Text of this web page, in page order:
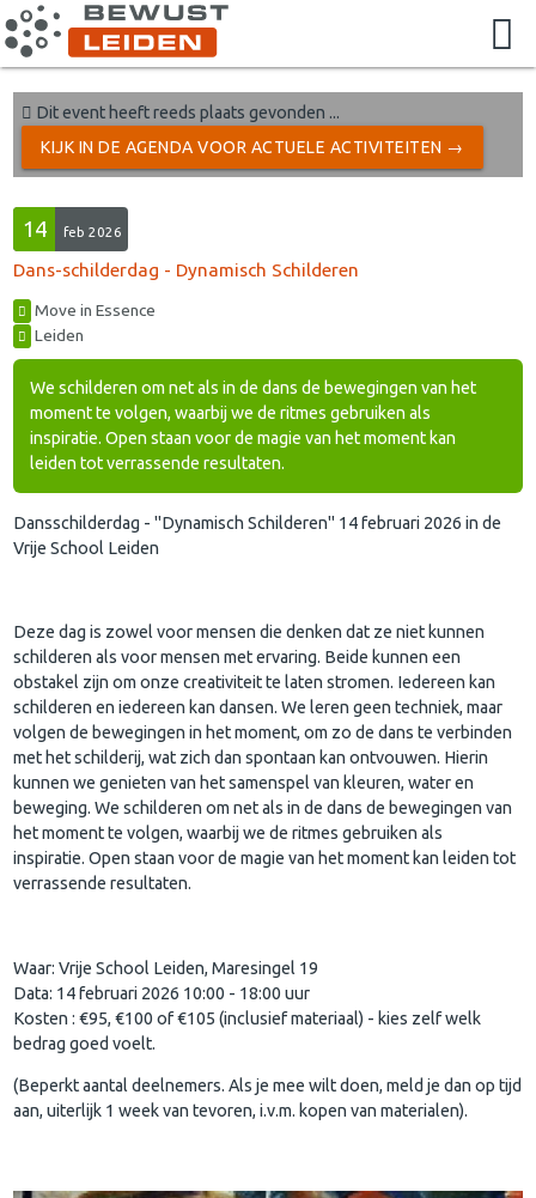
Dit event heeft reeds plaats gevonden ...
KIJK IN DE AGENDA VOOR ACTUELE ACTIVITEITEN →
14 feb 2026
Dans-schilderdag - Dynamisch Schilderen
Move in Essence
Leiden
We schilderen om net als in de dans de bewegingen van het
moment te volgen, waarbij we de ritmes gebruiken als
inspiratie. Open staan voor de magie van het moment kan
leiden tot verrassende resultaten.
Dansschilderdag - "Dynamisch Schilderen" 14 februari 2026 in de
Vrije School Leiden
Deze dag is zowel voor mensen die denken dat ze niet kunnen
schilderen als voor mensen met ervaring. Beide kunnen een
obstakel zijn om onze creativiteit te laten stromen. Iedereen kan
schilderen en iedereen kan dansen. We leren geen techniek, maar
volgen de bewegingen in het moment, om zo de dans te verbinden
met het schilderij, wat zich dan spontaan kan ontvouwen. Hierin
kunnen we genieten van het samenspel van kleuren, water en
beweging. We schilderen om net als in de dans de bewegingen van
het moment te volgen, waarbij we de ritmes gebruiken als
inspiratie. Open staan voor de magie van het moment kan leiden tot
verrassende resultaten.
Waar: Vrije School Leiden, Maresingel 19
Data: 14 februari 2026 10:00 - 18:00 uur
Kosten : €95, €100 of €105 (inclusief materiaal) - kies zelf welk
bedrag goed voelt.
(Beperkt aantal deelnemers. Als je mee wilt doen, meld je dan op tijd
aan, uiterlijk 1 week van tevoren, i.v.m. kopen van materialen).